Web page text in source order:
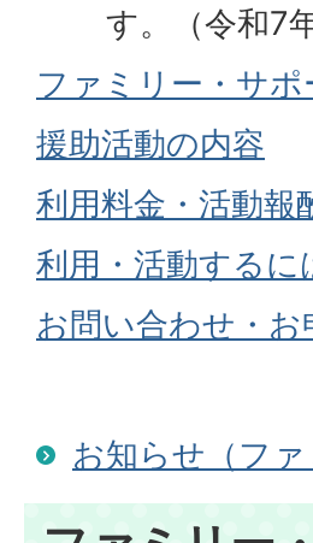
す。（令和7
ファミリー・サ
援助活動の内容
利用料金・活動報
利用・活動するに
お問い合わせ・お
お知らせ（フ